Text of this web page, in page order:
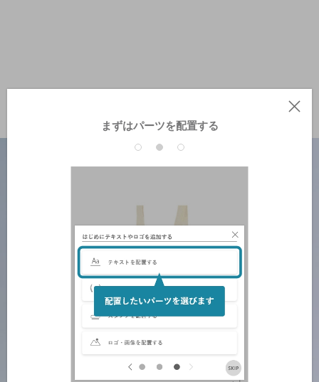
まずはパーツを配置する